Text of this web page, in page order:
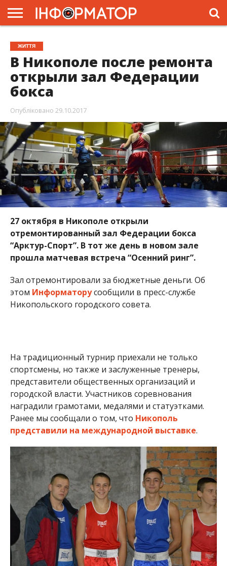
ГОЛОВНА
ЖИТТЯ
ВЛАДА
ГРОШІ
ТРЕШ
ПРЕС-
РЕЛІЗИ
РЕКЛАМА
ПРОЕКТИ
ЖИТТЯ
В Никополе после ремонта
открыли зал Федерации
бокса
Опубліковано 29.10.2017
27 октября в Никополе открыли
отремонтированный зал Федерации бокса
“Арктур-Спорт”. В тот же день в новом зале
прошла матчевая встреча “Осенний ринг”.
Зал отремонтировали за бюджетные деньги. Об
этом Информаторусообщили в пресс-службе
Никопольского городского совета.
На традиционный турнир приехали не только
спортсмены, но также и заслуженные тренеры,
представители общественных организаций и
городской власти. Участников соревнования
наградили грамотами, медалями и статуэтками.
Ранее мы сообщали о том, что Никополь
представили на международной выставке.